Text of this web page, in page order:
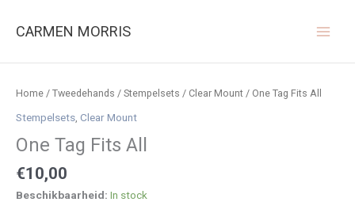
naar
inhoud
CARMEN MORRIS
Home / Tweedehands / Stempelsets / Clear Mount / One Tag Fits All
Stempelsets Clear Mount
One Tag Fits All
€10,00
Beschikbaarheid: In stock
Tag
All
quantity